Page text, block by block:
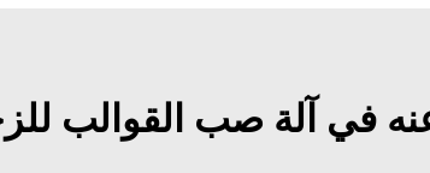
في آلة صب القوالب